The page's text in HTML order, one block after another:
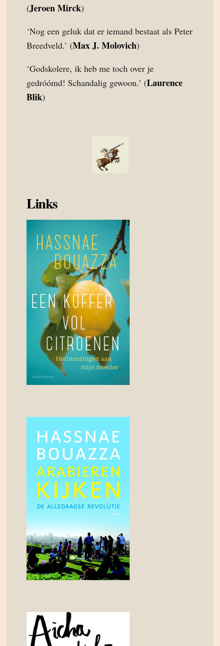
(Jeroen Mirck)
‘Nog een geluk dat er iemand bestaat als Peter
Breedveld.’ (Max J. Molovich)
‘Godskolere, ik heb me toch over je
gedróómd! Schandalig gewoon.’ (Laurence
Blik)
Links